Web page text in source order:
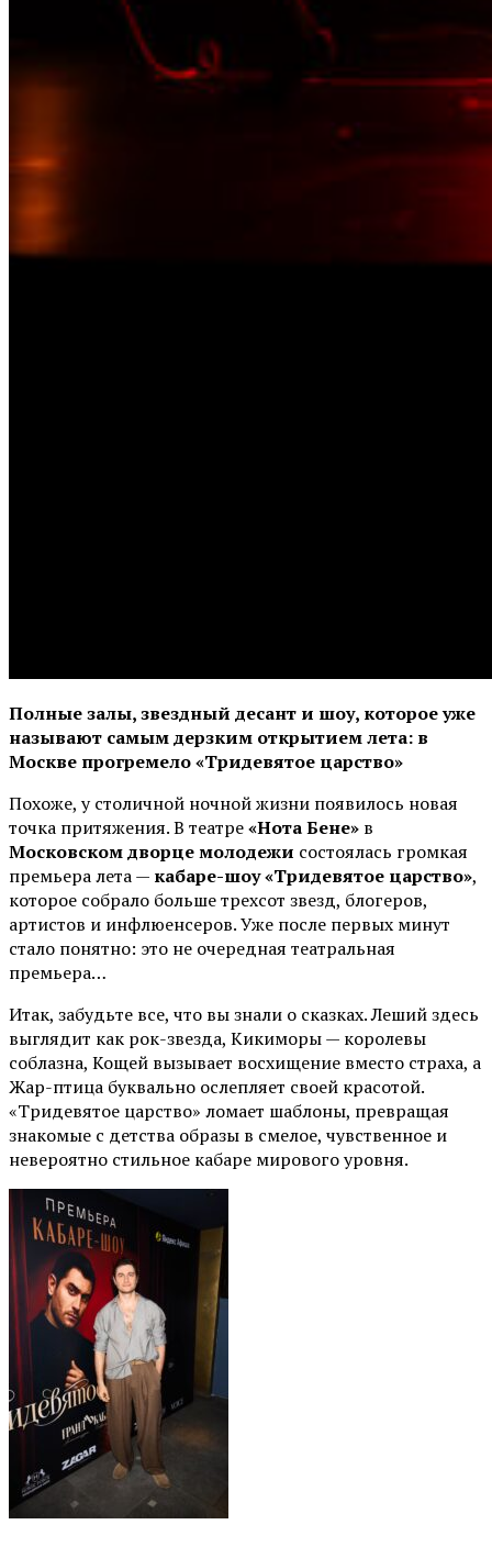
Полные залы, звездный десант и шоу, которое уже
называют самым дерзким открытием лета: в
Москве прогремело «Тридевятое царство»
Похоже, у столичной ночной жизни появилось новая
точка притяжения. В театре«Нота Бене» в
Московском дворце молодежи состоялась громкая
премьера лета — кабаре-шоу «Тридевятое царство»,
которое собрало больше трехсот звезд, блогеров,
артистов и инфлюенсеров. Уже после первых минут
стало понятно: это не очередная театральная
премьера…
Итак, забудьте все, что вы знали о сказках. Леший здесь
выглядит как рок-звезда, Кикиморы — королевы
соблазна, Кощей вызывает восхищение вместо страха, а
Жар-птица буквально ослепляет своей красотой.
«Тридевятое царство» ломает шаблоны, превращая
знакомые с детства образы в смелое, чувственное и
невероятно стильное кабаре мирового уровня.